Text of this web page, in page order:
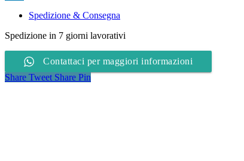
LinkedIn
Spedizione & Consegna
Spedizione in 7 giorni lavorativi
Contattaci per maggiori informazioni
Share Tweet Share Pin